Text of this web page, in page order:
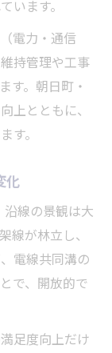
います。
電力・通信
持管理や工事
す。朝日町・
上とともに、
す。
化
線の景観は大
線が林立し、
電線共同溝の
で、開放的で
足度向上だけ